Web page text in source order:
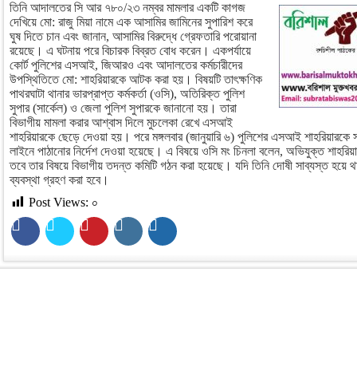
তিনি আদালতের সি আর ৭৮০/২৩ নম্বর মামলার একটি কাগজ
দেখিয়ে মো: রাজু মিয়া নামে এক আসামির জামিনের সুপারিশ করে
ঘুষ দিতে চান এবং জানান, আসামির বিরুদ্ধে গ্রেফতারি পরোয়ানা
রয়েছে। এ ঘটনায় পরে বিচারক বিব্রত বোধ করেন। একপর্যায়ে
কোর্ট পুলিশের এসআই, জিআরও এবং আদালতের কর্মচারীদের
উপস্থিতিতে মো: শাহরিয়ারকে আটক করা হয়। বিষয়টি তাৎক্ষণিক
পাথরঘাটা থানার ভারপ্রাপ্ত কর্মকর্তা (ওসি), অতিরিক্ত পুলিশ
সুপার (সার্কেল) ও জেলা পুলিশ সুপারকে জানানো হয়। তারা
বিভাগীয় মামলা করার আশ্বাস দিলে মুচলেকা রেখে এসআই
শাহরিয়ারকে ছেড়ে দেওয়া হয়। পরে মঙ্গলবার (জানুয়ারি ৬) পুলিশের এসআই
লাইনে পাঠানোর নির্দেশ দেওয়া হয়েছে। এ বিষয়ে ওসি মং চিনলা বলেন, অভিযুক্ত
তবে তার বিষয়ে বিভাগীয় তদন্ত কমিটি গঠন করা হয়েছে। যদি তিনি দোষী সাব্যস্ত হয়ে
ব্যবস্থা গ্রহণ করা হবে।
Post Views: ০